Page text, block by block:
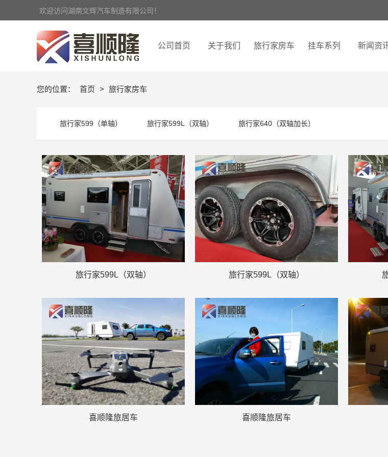
公司首页 关于我们 旅行家房车 挂车系列 新闻资
欢迎访问湖南文辉汽车制造有限公司！
您的位置： 首页 > 旅行家房车
旅行家599（单轴） 旅行家599L（双轴） 旅行家640（双轴加长）
旅行家599L（双轴） 旅行家599L（双轴）
喜顺隆旅居车 喜顺隆旅居车